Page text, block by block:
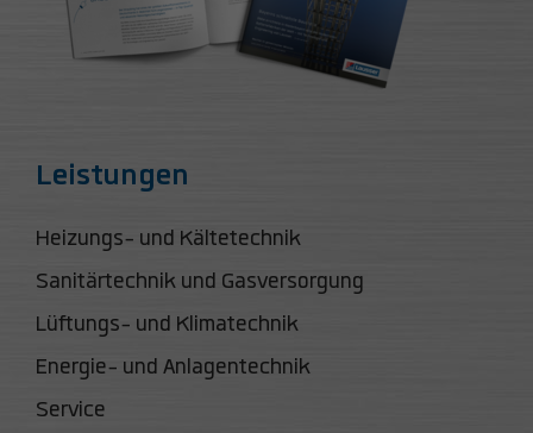
Leistungen
Heizungs- und Kältetechnik
Sanitärtechnik und Gasversorgung
Lüftungs- und Klimatechnik
Energie- und Anlagentechnik
Service